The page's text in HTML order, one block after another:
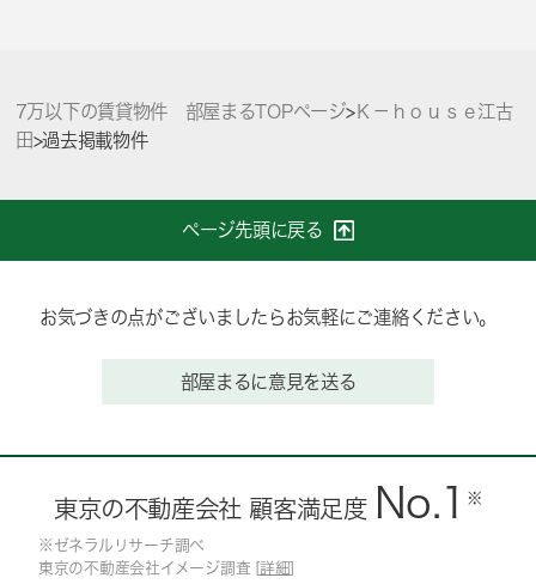
7万以下の賃貸物件 部屋まるTOPページ>Ｋ－ｈｏｕｓｅ江古
田>過去掲載物件
ページ先頭に戻る
お気づきの点がございましたらお気軽にご連絡ください。
部屋まるに意見を送る
東京の不動産会社 顧客満足度 No.1 ※
※ゼネラルリサーチ調べ
東京の不動産会社イメージ調査 [ 詳細